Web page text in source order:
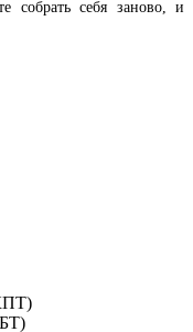
собрать себя заново, и